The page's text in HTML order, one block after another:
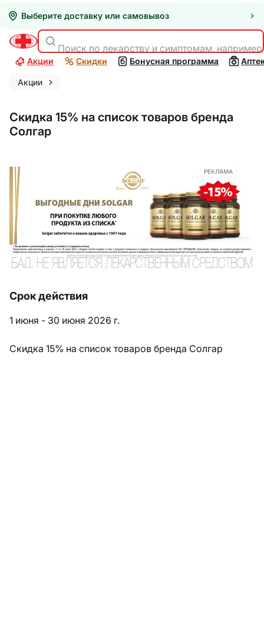
Выберите доставку или самовывоз
Поиск по лекарству и симптомам,
Акции Скидки Бонусная программа
Акции
Скидка 15% на список товаров бренда
Солгар
Срок действия
1 июня - 30 июня 2026 г.
Скидка 15% на список товаров бренда Солгар
РЕКЛАМА